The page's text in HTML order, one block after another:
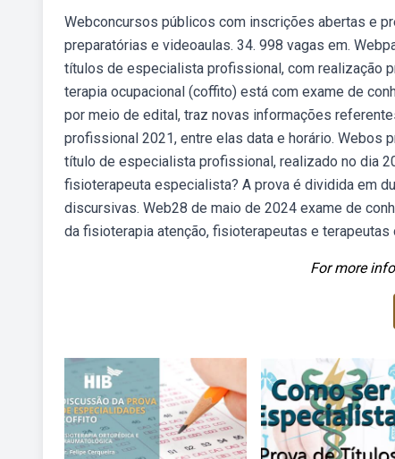
Webconcursos públicos com inscrições abertas e
preparatórias e videoaulas. 34. 998 vagas em.
títulos de especialista profissional, com realização
terapia ocupacional (coffito) está com exame de
por meio de edital, traz novas informações
profissional 2021, entre elas data e horário. Webos
título de especialista profissional, realizado no dia
fisioterapeuta especialista? A prova é dividida em
discursivas. Web28 de maio de 2024 exame de
da fisioterapia atenção, fisioterapeutas e terapeutas
For more